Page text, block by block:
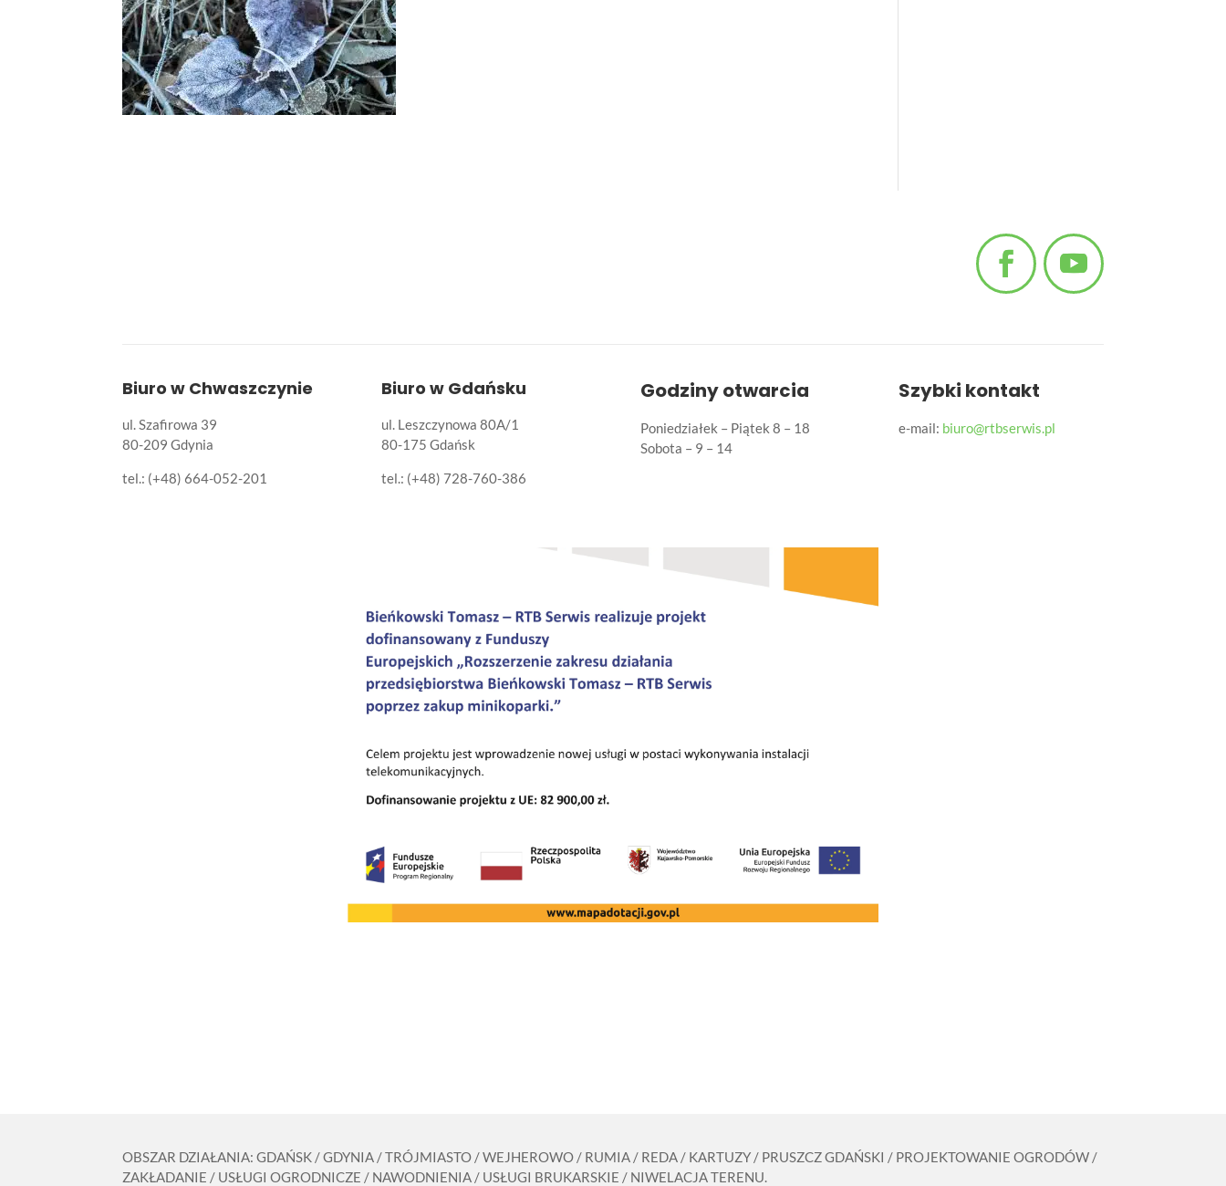
Biuro w Chwaszczynie
ul. Szafirowa 39
80-209 Gdynia
tel.: (+48) 664-052-201
Biuro w Gdańsku
ul. Leszczynowa 80A/1
80-175 Gdańsk
tel.: (+48) 728-760-386
Godziny otwarcia
Poniedziałek – Piątek 8 – 18
Sobota – 9 – 14
Szybki kontakt
e-mail: biuro@rtbserwis.pl
OBSZAR DZIAŁANIA: GDAŃSK / GDYNIA / TRÓJMIASTO / WEJHEROWO / RUMIA / REDA / KARTUZY / PRUSZCZ GDAŃSKI / PROJEKTOWANIE OGRODÓW /
ZAKŁADANIE / USŁUGI OGRODNICZE / NAWODNIENIA / USŁUGI BRUKARSKIE / NIWELACJA TERENU.